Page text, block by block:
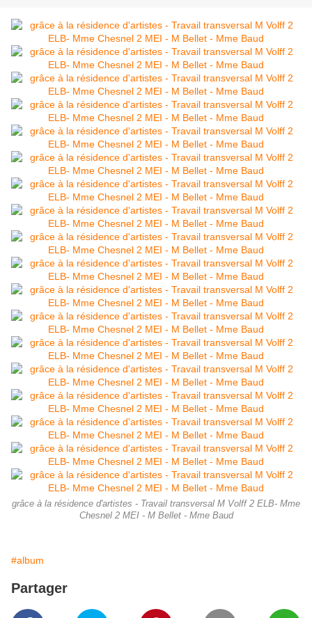
grâce à la résidence d'artistes - Travail transversal M Volff 2 ELB- Mme
Chesnel 2 MEI - M Bellet - Mme Baud
#album
Partager